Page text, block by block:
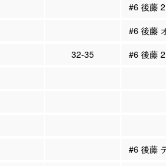
#6 後藤
#6 後藤
32-35
#6 後藤
#6 後藤